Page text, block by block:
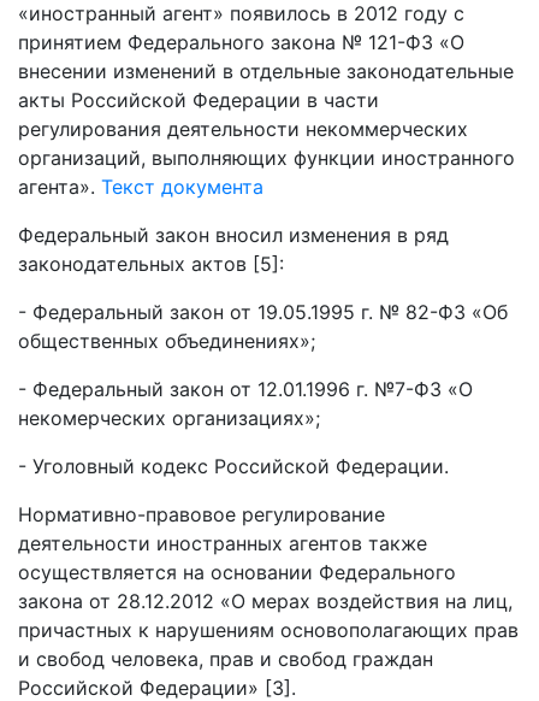
«иностранный агент» появилось в 2012 году с
принятием Федерального закона № 121-ФЗ «О
внесении изменений в отдельные законодательные
акты Российской Федерации в части
регулирования деятельности некоммерческих
организаций, выполняющих функции иностранного
агента». Текст документа
Федеральный закон вносил изменения в ряд
законодательных актов [5]:
- Федеральный закон от 19.05.1995 г. № 82-ФЗ «Об
общественных объединениях»;
- Федеральный закон от 12.01.1996 г. №7-ФЗ «О
некомерческих организациях»;
- Уголовный кодекс Российской Федерации.
Нормативно-правовое регулирование
деятельности иностранных агентов также
осуществляется на основании Федерального
закона от 28.12.2012 «О мерах воздействия на лиц,
причастных к нарушениям основополагающих прав
и свобод человека, прав и свобод граждан
Российской Федерации» [3].